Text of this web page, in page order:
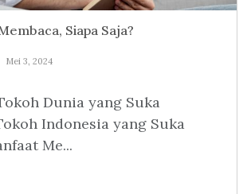
Siapa Saja?
Mei 3, 2024
Dunia yang Suka
Indonesia yang Suka
Me...